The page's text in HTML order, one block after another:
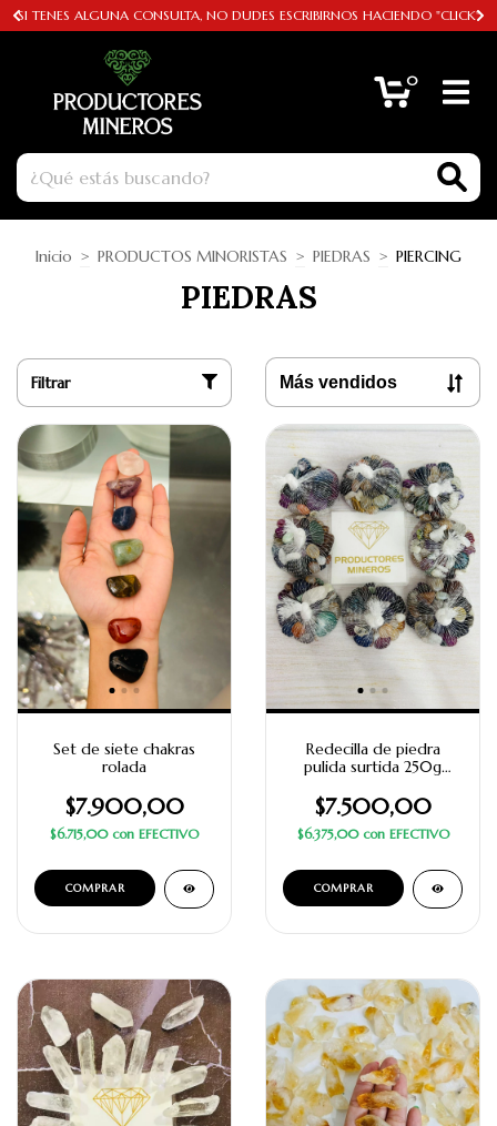
SI TENES ALGUNA CONSULTA, NO DUDES ESCRIBIRNOS HACIENDO "CLICK"
0
Inicio > PRODUCTOS MINORISTAS > PIEDRAS > PIERCING
PIEDRAS
Filtrar
Set de siete chakras
rolada
$7.900,00
$6.715,00 con EFECTIVO
Redecilla de piedra
pulida surtida 250g
$7.500,00
$6.375,00 con EFECTIVO